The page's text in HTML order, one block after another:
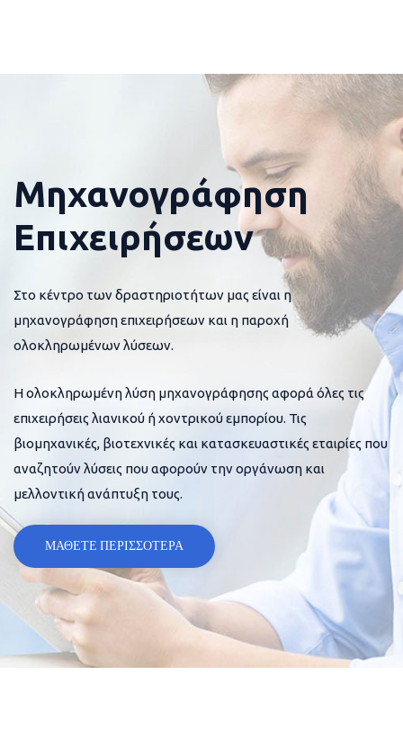
Μηχανογράφηση
Επιχειρήσεων
Στο κέντρο των δραστηριοτήτων μας είναι η
μηχανογράφηση επιχειρήσεων και η παροχή
ολοκληρωμένων λύσεων.
Η ολοκληρωμένη λύση μηχανογράφησης αφορά όλες τις
επιχειρήσεις λιανικού ή χοντρικού εμπορίου. Τις
βιομηχανικές, βιοτεχνικές και κατασκευαστικές εταιρίες που
αναζητούν λύσεις που αφορούν την οργάνωση και
μελλοντική ανάπτυξη τους.
ΜΑΘΕΤΕ ΠΕΡΙΣΣΟΤΕΡΑ